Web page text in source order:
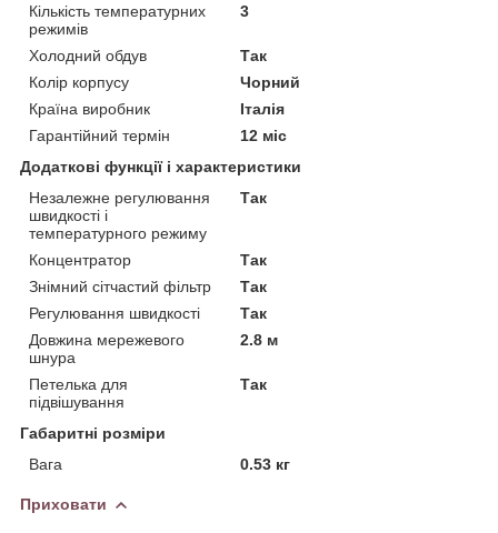
Кількість температурних
режимів
3
Холодний обдув
Так
Колір корпусу
Чорний
Країна виробник
Італія
Гарантійний термін
12 міс
Додаткові функції і характеристики
Незалежне регулювання
швидкості і
температурного режиму
Так
Концентратор
Так
Знімний сітчастий фільтр
Так
Регулювання швидкості
Так
Довжина мережевого
шнура
2.8 м
Петелька для
підвішування
Так
Габаритні розміри
Вага
0.53 кг
Приховати